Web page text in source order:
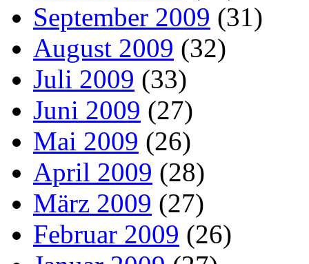
September 2009 (31)
August 2009 (32)
Juli 2009 (33)
Juni 2009 (27)
Mai 2009 (26)
April 2009 (28)
März 2009 (27)
Februar 2009 (26)